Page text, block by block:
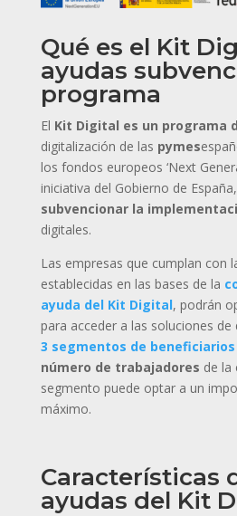
Qué es el Kit
ayudas
programa
El Kit Digital es un programa
digitalización de las pymes
los fondos europeos ‘Next
iniciativa del Gobierno de
subvencionar la
digitales.
Las empresas que cumplan con
establecidas en las bases de la
ayuda del Kit Digital, podrán
para acceder a las soluciones de
3 segmentos de beneficiarios
número de trabajadores de la
segmento puede optar a un
máximo.
Características
ayudas del Kit